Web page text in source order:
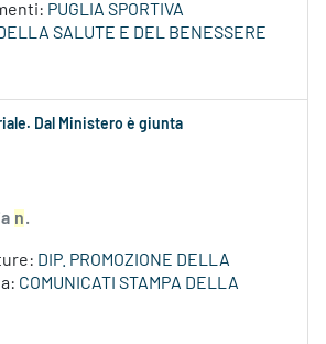
PUGLIA SPORTIVA
SALUTE E DEL BENESSERE
Dal Ministero è giunta
n.
DIP. PROMOZIONE DELLA
COMUNICATI STAMPA DELLA